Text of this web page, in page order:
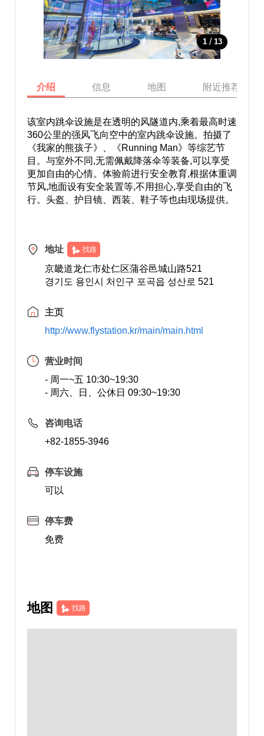
1 / 13
介绍 信息 地图 附近推荐景点
该室内跳伞设施是在透明的风隧道内,乘着最高时速
360公里的强风飞向空中的室内跳伞设施。拍摄了
《我家的熊孩子》、《Running Man》等综艺节
目。与室外不同,无需佩戴降落伞等装备,可以享受
更加自由的心情。体验前进行安全教育,根据体重调
节风,地面设有安全装置等,不用担心,享受自由的飞
行。头盔、护目镜、西装、鞋子等也由现场提供。
地址 找路
京畿道龙仁市处仁区蒲谷邑城山路521
경기도 용인시 처인구 포곡읍 성산로 521
主页
http://www.flystation.kr/main/main.html
营业时间
- 周一~五 10:30~19:30
- 周六、日、公休日 09:30~19:30
咨询电话
+82-1855-3946
停车设施
可以
停车费
免费
地图 找路